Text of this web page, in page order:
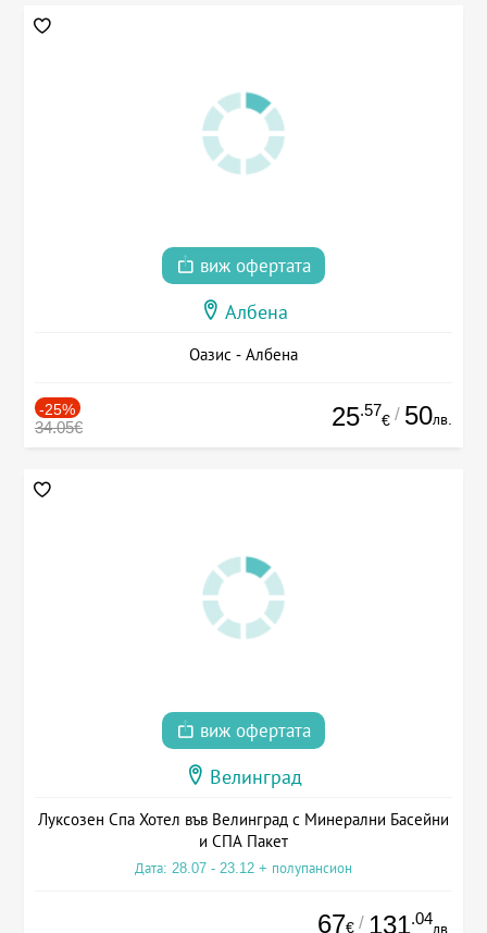
виж офертата
Албена
Оазис - Албена
-25%
34.05€ 25.57
€ / 50лв.
виж офертата
Велинград
Луксозен Спа Хотел във Велинград с Минерални Басейни
и СПА Пакет
Дата: 28.07 - 23.12 + полупансион
67€ / 131.04
лв.